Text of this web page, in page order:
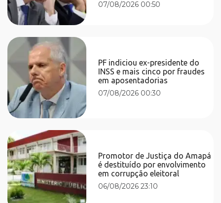
07/08/2026 00:50
PF indiciou ex-presidente do
INSS e mais cinco por fraudes
em aposentadorias
07/08/2026 00:30
Promotor de Justiça do Amapá
é destituído por envolvimento
em corrupção eleitoral
06/08/2026 23:10